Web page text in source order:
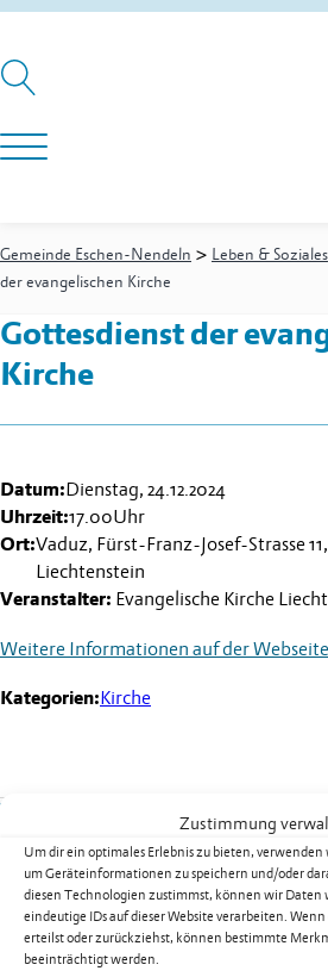
Zustimmung
Um dir ein optimales Erlebnis zu bieten,
um Geräteinformationen zu speichern und/oder
diesen Technologien zustimmst, können wir Daten
eindeutige IDs auf dieser Website verarbeiten.
erteilst oder zurückziehst, können bestimmte
beeinträchtigt werden.
Gemeinde Eschen-Nendeln > Leben & Soziales
der evangelischen Kirche
Gottesdienst der
Kirche
Datum:Dienstag, 24.12.2024
Uhrzeit:17.00Uhr
Ort:Vaduz, Fürst-Franz-Josef-Strasse
Liechtenstein
Veranstalter: Evangelische Kirche
Weitere Informationen auf der Webseite
Kategorien:Kirche
Weitere Termine
Kurs 08B02: Yoga für
Nendeln
Datum:17.08.2026
Uhrzeit:19.30-20.30